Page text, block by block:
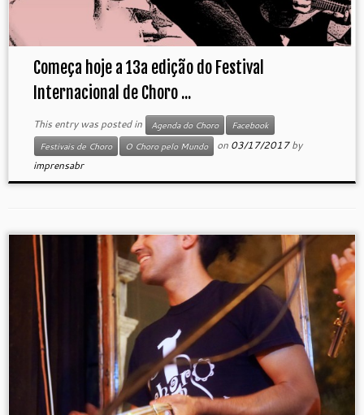
Começa hoje a 13a edição do Festival
Internacional de Choro ...
This entry was posted in Agenda do Choro
Facebook
Festivais de Choro
O Choro pelo Mundo on 03/17/2017 by
imprensabr